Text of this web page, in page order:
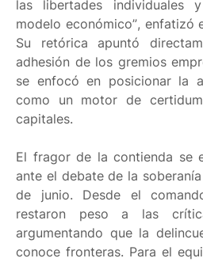
las libertades individuales
modelo económico”, enfatizó
Su retórica apuntó
adhesión de los gremios
se enfocó en posicionar la
como un motor de
capitales.
El fragor de la contienda se
ante el debate de la
de junio. Desde el
restaron peso a las
argumentando que la
conoce fronteras. Para el